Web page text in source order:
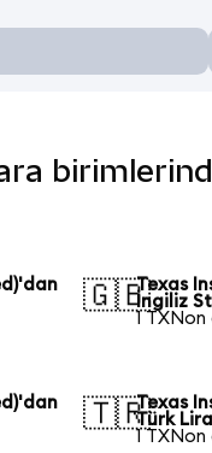
🇬🇧Texas
İngiliz
1 TXNon
🇹🇷Texas
Türk
1 TXNon